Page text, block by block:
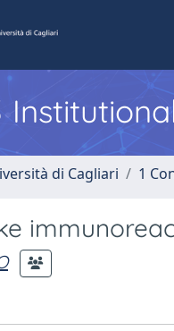
di Cagliari 1